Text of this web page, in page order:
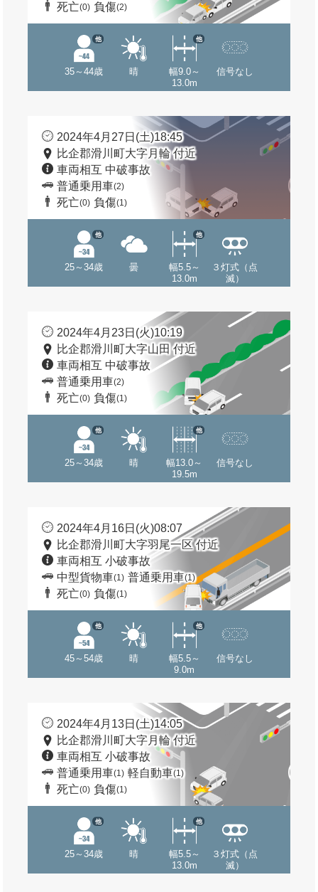
死亡(0) 負傷(2)
35～44歳
他
晴
幅9.0～
13.0m
他
信号なし
2024年4月27日(土)18:45
比企郡滑川町大字月輪 付近
車両相互 中破事故
普通乗用車(2)
死亡(0) 負傷(1)
25～34歳
他
曇
幅5.5～
13.0m
他
３灯式（点
滅）
2024年4月23日(火)10:19
比企郡滑川町大字山田 付近
車両相互 中破事故
普通乗用車(2)
死亡(0) 負傷(1)
25～34歳
他
晴
幅13.0～
19.5m
他
信号なし
2024年4月16日(火)08:07
比企郡滑川町大字羽尾一区 付近
車両相互 小破事故
中型貨物車(1) 普通乗用車(1)
死亡(0) 負傷(1)
45～54歳
他
晴
幅5.5～
9.0m
他
信号なし
2024年4月13日(土)14:05
比企郡滑川町大字月輪 付近
車両相互 小破事故
普通乗用車(1) 軽自動車(1)
死亡(0) 負傷(1)
25～34歳
他
晴
幅5.5～
13.0m
他
３灯式（点
滅）